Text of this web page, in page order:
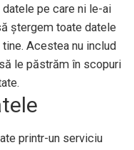
pe care ni le-ai
ștergem toate datele
Acestea nu includ
le păstrăm în scopuri
printr-un serviciu